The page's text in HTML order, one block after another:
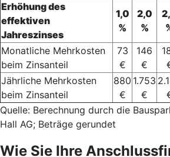
Erhöhung des
effektiven
Jahreszinses
1,0
%
2,0
%
Monatliche Mehrkosten
beim Zinsanteil
73
€
146
€
Jährliche Mehrkosten
beim Zinsanteil
880
€
1.753
€
Quelle: Berechnung durch die
Hall AG; Beträge gerundet
Wie Sie Ihre